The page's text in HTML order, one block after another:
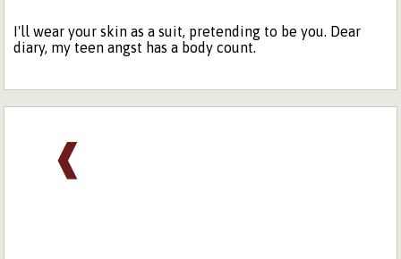
I'll wear your skin as a suit, pretending to be you. Dear
diary, my teen angst has a body count.
❰